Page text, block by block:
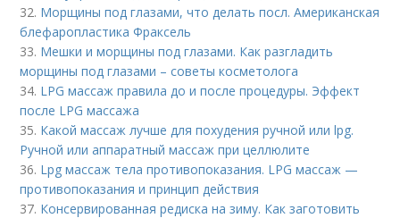
32. Морщины под глазами, что делать посл. Американская
блефаропластика Фраксель
33. Мешки и морщины под глазами. Как разгладить
морщины под глазами – советы косметолога
34. LPG массаж правила до и после процедуры. Эффект
после LPG массажа
35. Какой массаж лучше для похудения ручной или lpg.
Ручной или аппаратный массаж при целлюлите
36. Lpg массаж тела противопоказания. LPG массаж —
противопоказания и принцип действия
37. Консервированная редиска на зиму. Как заготовить